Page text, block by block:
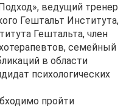
ведущий тренер
Гештальт Института,
Гештальта, член
семейный
в области
психологических
пройти